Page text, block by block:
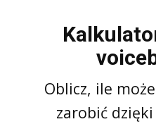
Oblicz, ile
zarobić